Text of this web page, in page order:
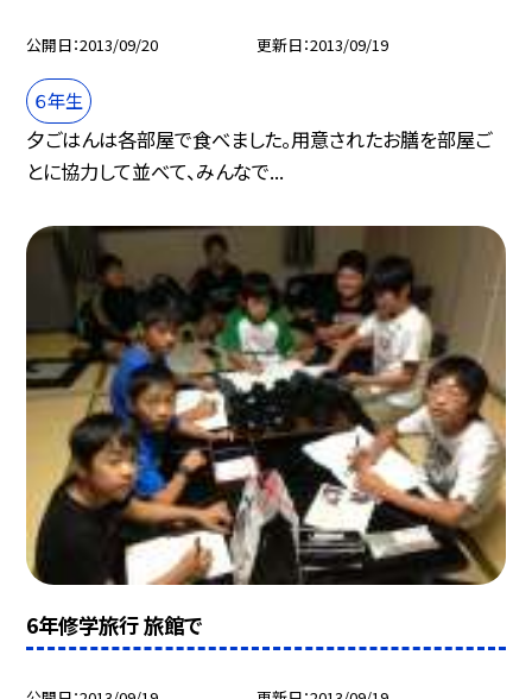
公開日 2013/09/20 更新日 2013/09/19
６年生
夕ごはんは各部屋で食べました。用意されたお膳を部屋ご
とに協力して並べて、みんなで...
6年修学旅行 旅館で